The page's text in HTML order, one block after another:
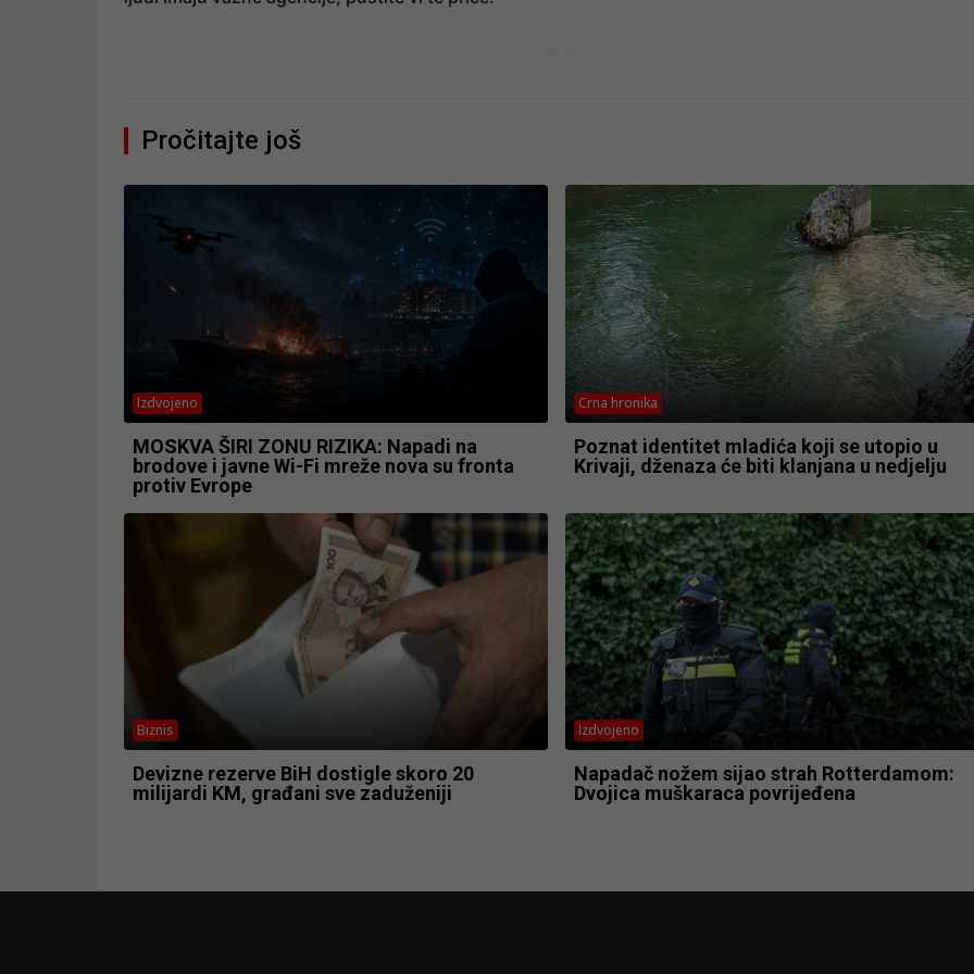
Pročitajte još
Izdvojeno
MOSKVA ŠIRI ZONU RIZIKA: Napadi na
brodove i javne Wi-Fi mreže nova su fronta
protiv Evrope
Crna hronika
Poznat identitet mladića koji se utopio u
Krivaji, dženaza će biti klanjana u nedjelju
Biznis
Devizne rezerve BiH dostigle skoro 20
milijardi KM, građani sve zaduženiji
Izdvojeno
Napadač nožem sijao strah Rotterdamom:
Dvojica muškaraca povrijeđena